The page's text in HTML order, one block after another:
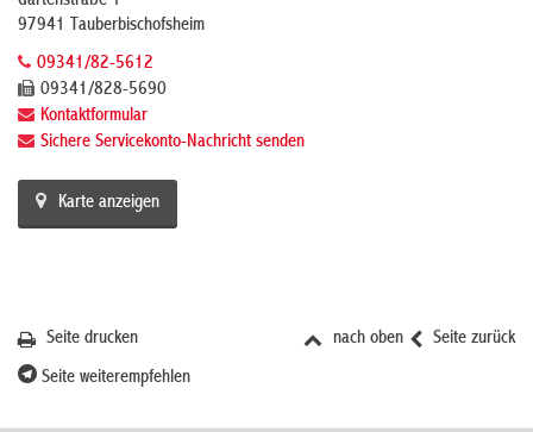
97941 Tauberbischofsheim
09341/82-5612
09341/828-5690
Kontaktformular
Sichere Servicekonto-Nachricht senden
Karte anzeigen
Seite zurück
nach oben
Seite drucken
Seite weiterempfehlen